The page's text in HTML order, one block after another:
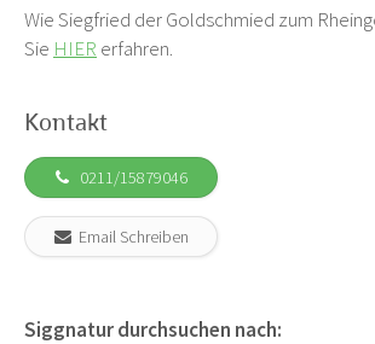
Wie Siegfried der Goldschmied zum
Sie HIER erfahren.
Kontakt
0211/15879046
Email Schreiben
Siggnatur durchsuchen nach: